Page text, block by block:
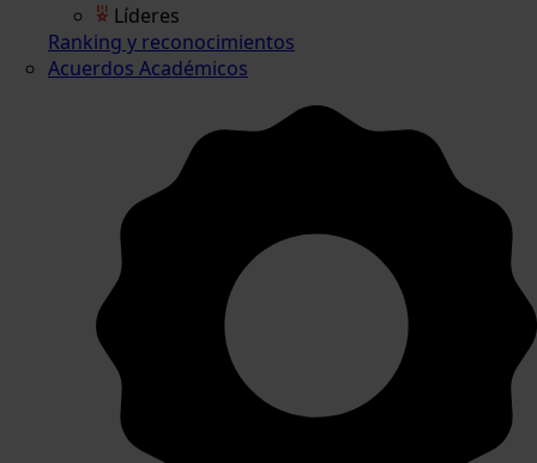
Líderes
Ranking y reconocimientos
Acuerdos Académicos